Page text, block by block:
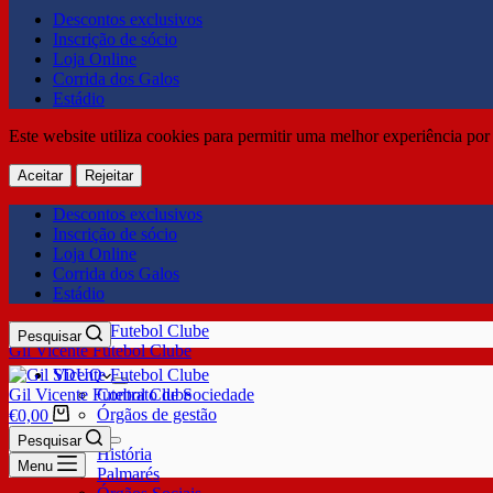
Descontos exclusivos
Inscrição de sócio
Loja Online
Corrida dos Galos
Estádio
Este website utiliza cookies para permitir uma melhor experiência
Aceitar Rejeitar
Descontos exclusivos
Inscrição de sócio
Loja Online
Corrida dos Galos
Estádio
Gil Vicente Futebol Clube
Pesquisar
SDUQ
Contrato de Sociedade
Órgãos de gestão
Clube
História
Palmarés
Gil Vicente Futebol Clube
€0,00
Pesquisar
Menu